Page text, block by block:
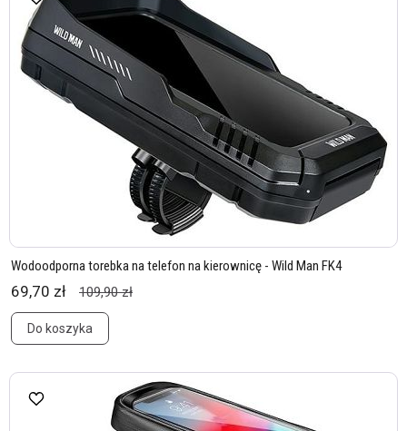
Wodoodporna torebka na telefon na kierownicę - Wild Man FK4
69,70 zł 109,90 zł
Do koszyka